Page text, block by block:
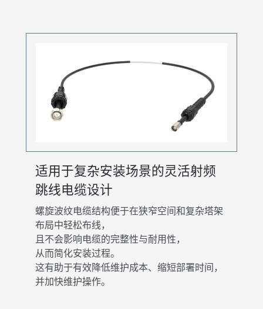
适用于复杂安装场景的灵活射频
跳线电缆设计
螺旋波纹电缆结构便于在狭窄空间和复杂塔架
布局中轻松布线，
且不会影响电缆的完整性与耐用性，
从而简化安装过程。
这有助于有效降低维护成本、缩短部署时间，
并加快维护操作。